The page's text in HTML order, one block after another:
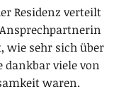
Residenz verteilt
wie sehr sich über
dankbar viele von
waren.